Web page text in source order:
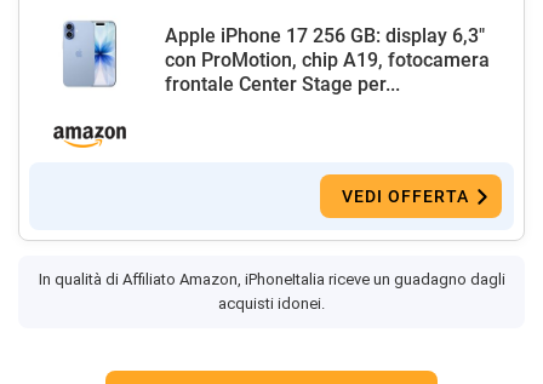
Apple iPhone 17 256 GB: display 6,3"
con ProMotion, chip A19, fotocamera
frontale Center Stage per...
VEDI OFFERTA
In qualità di Affiliato Amazon, iPhoneItalia riceve un guadagno dagli
acquisti idonei.